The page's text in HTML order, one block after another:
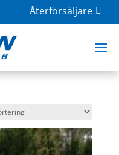
Återförsäljare